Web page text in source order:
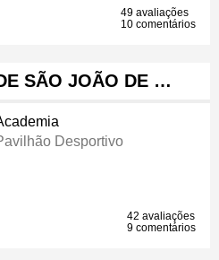
49 avaliações
10 comentários
SÃO JOÃO DE …
Desportivo
42 avaliações
9 comentários